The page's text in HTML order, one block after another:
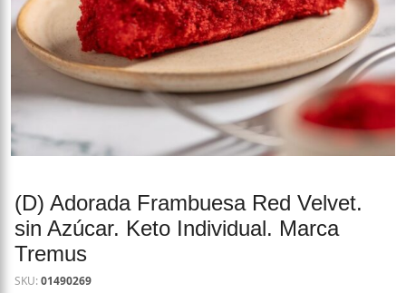
(D) Adorada Frambuesa Red Velvet.
sin Azúcar. Keto Individual. Marca
Tremus
SKU:01490269